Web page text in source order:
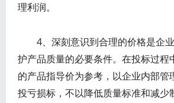
理利润。
4、深刻意识到合理的价格是企
护产品质量的必要条件。在投标过程
的产品指导价为参考，以企业内部管
投亏损标，不以降低质量标准和减少